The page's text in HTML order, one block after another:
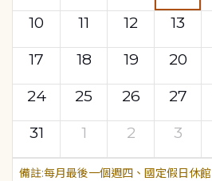
10
11 12 13
17
18 19 20
24
25 26 27
31
1 2 3
每月最後一個週四、國定假日休館